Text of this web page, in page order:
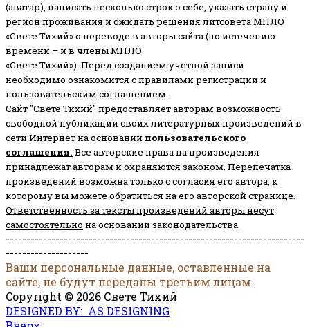
(аватар), написать несколько строк о себе, указать страну и
регион проживания и ожидать решения литсовета МПЛО
«Свете Тихий» о переводе в авторы сайта (по истечению
времени – и в члены МПЛО
«Свете Тихий»). Перед созданием учётной записи
необходимо ознакомится с правилами регистрации и
пользовательским соглашением.
Сайт "Свете Тихий" предоставляет авторам возможность
свободной публикации своих литературных произведений в
сети Интернет на основании пользовательского
соглашения. Все авторские права на произведения
принадлежат авторам и охраняются законом. Перепечатка
произведений возможна только с согласия его автора, к
которому вы можете обратиться на его авторской странице.
Ответственность за тексты произведений авторы несут
самостоятельно на основании законодательства.
------------------------------------------------------------------------
--------------------
Ваши персональные данные, оставленные на
сайте, не будут переданы третьим лицам.
Copyright © 2026 Свете Тихий
DESIGNED BY: AS DESIGNING